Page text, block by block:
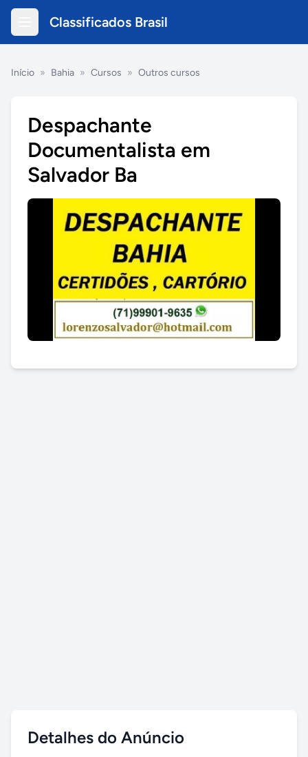
Classificados Brasil
Início » Bahia » Cursos » Outros cursos
Despachante
Documentalista em
Salvador Ba
Detalhes do Anúncio